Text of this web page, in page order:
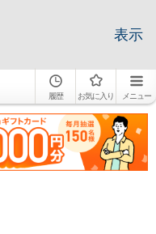
表示
履歴 お気に入り メニュー